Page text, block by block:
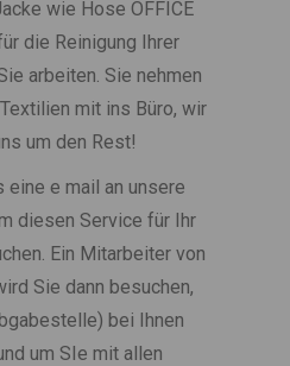
wie Hose OFFICE
die Reinigung Ihrer
arbeiten. Sie nehmen
mit ins Büro, wir
um den Rest!
eine e mail an unsere
diesen Service für Ihr
Ein Mitarbeiter von
Sie dann besuchen,
bei Ihnen
um SIe mit allen